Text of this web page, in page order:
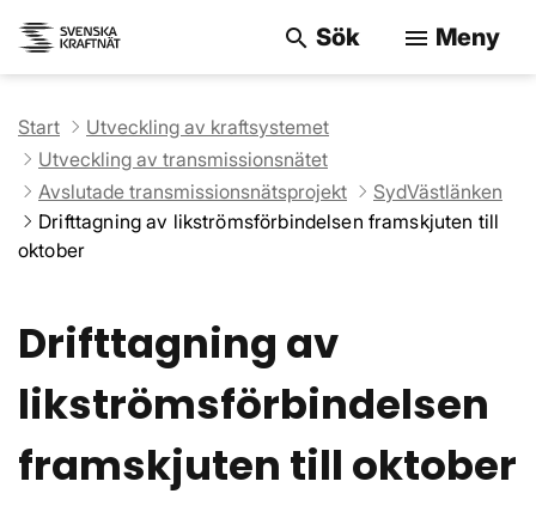
search Sök menu Meny
Start
Utveckling av kraftsystemet
Utveckling av transmissionsnätet
Avslutade transmissionsnätsprojekt
SydVästlänken
Drifttagning av likströmsförbindelsen fra­mskjuten till
oktober
Drifttagning av
likströmsförbindelsen
fra­mskjuten till oktober